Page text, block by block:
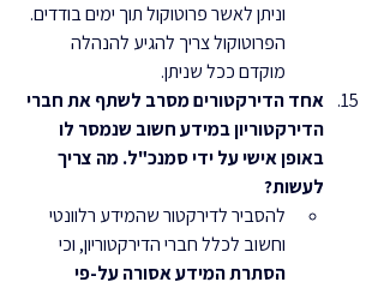
וניתן לאשר פרוטוקול תוך ימים בודדים.
הפרוטוקול צריך להגיע להנהלה
מוקדם ככל שניתן.
אחד הדירקטורים מסרב לשתף את חברי
הדירקטוריון במידע חשוב שנמסר לו
באופן אישי על ידי סמנכ"ל. מה צריך
לעשות?
להסביר לדירקטור שהמידע רלוונטי
וחשוב לכלל חברי הדירקטוריון, וכי
הסתרת המידע אסורה על-פי